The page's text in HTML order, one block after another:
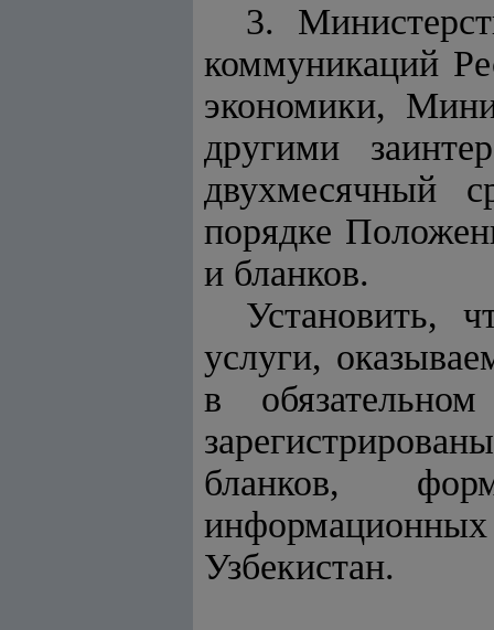
3.
коммуникаций
экономики,
другими
двухмесячный
порядке
и бланков.
Установить,
услуги,
в
бланков,
Узбекистан.